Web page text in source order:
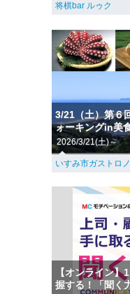
将棋bar ルゥク
3/21（土）第６
ォーキングin美
2026/3/21(土)～
いすみ市ガストロ
【オンライン
握する！「聞く